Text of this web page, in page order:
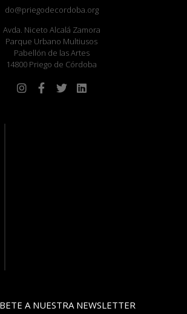
do@priegodecordoba.org
Avda. Niceto Alcalá Zamora
Parque Urbano Multiusos
Pabellón de las Artes
14800 Priego de Córdoba
A NUESTRA NEWSLETTER